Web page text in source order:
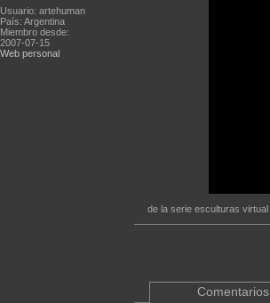
Usuario: artehuman
País: Argentina
Miembro desde:
2007-07-15
Web personal
de la serie esculturas virtual
Comentarios